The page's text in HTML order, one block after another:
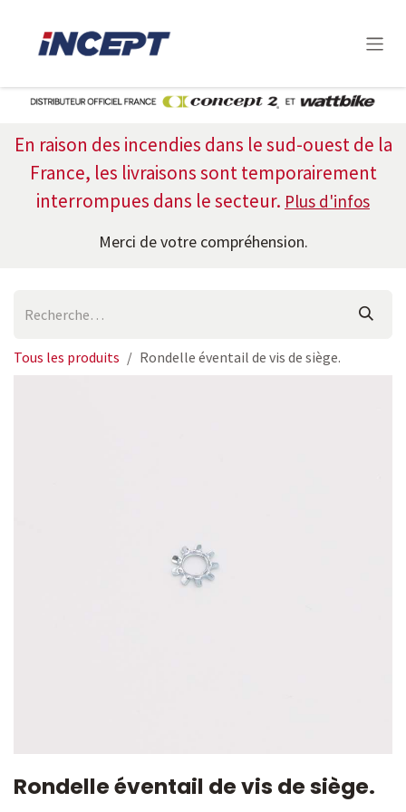
En raison des incendies dans le sud-ouest de la
France, les livraisons sont temporairement
interrompues dans lesecteur. Plus d'infos
Merci de votre compréhension.
Tous les produits Rondelle éventail de vis de siège.
Rondelle éventail de vis de siège.